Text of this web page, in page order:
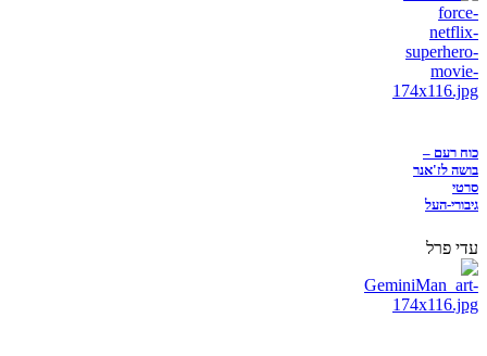
כוח רעם –
בושה לז'אנר
סרטי
גיבורי-העל
עדי פרל